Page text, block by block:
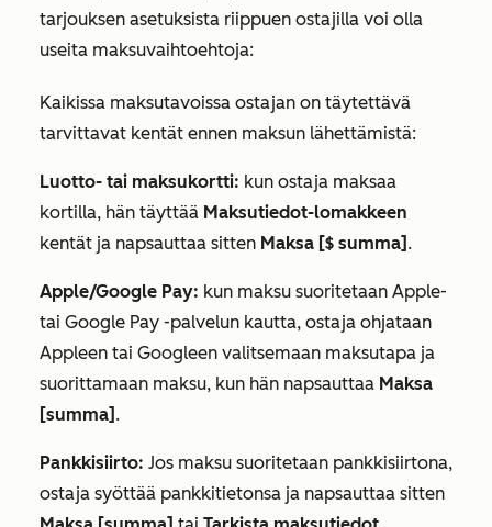
tarjouksen asetuksista riippuen ostajilla voi olla
useita maksuvaihtoehtoja:
Kaikissa maksutavoissa ostajan on täytettävä
tarvittavat kentät ennen maksun lähettämistä:
Luotto- tai maksukortti: kun ostaja maksaa
kortilla, hän täyttää Maksutiedot-lomakkeen
kentät ja napsauttaa sitten Maksa [$ summa] .
Apple/Google Pay: kun maksu suoritetaan Apple-
tai Google Pay -palvelun kautta, ostaja ohjataan
Appleen tai Googleen valitsemaan maksutapa ja
suorittamaan maksu, kun hän napsauttaa Maksa
[summa] .
Pankkisiirto: Jos maksu suoritetaan pankkisiirtona,
ostaja syöttää pankkitietonsa ja napsauttaa sitten